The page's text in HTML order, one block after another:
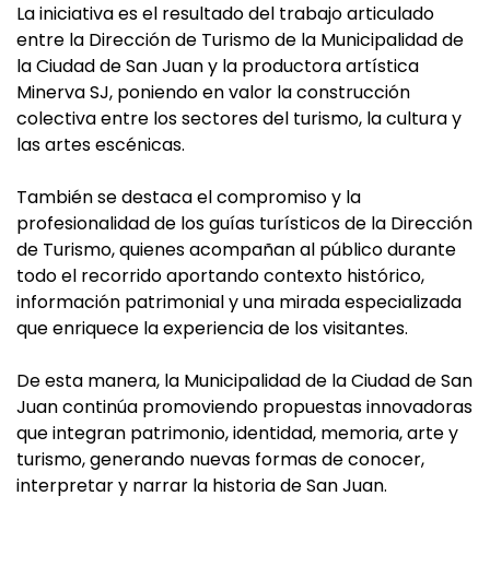
La iniciativa es el resultado del trabajo articulado
entre la Dirección de Turismo de la Municipalidad de
la Ciudad de San Juan y la productora artística
Minerva SJ, poniendo en valor la construcción
colectiva entre los sectores del turismo, la cultura y
las artes escénicas.
También se destaca el compromiso y la
profesionalidad de los guías turísticos de la Dirección
de Turismo, quienes acompañan al público durante
todo el recorrido aportando contexto histórico,
información patrimonial y una mirada especializada
que enriquece la experiencia de los visitantes.
De esta manera, la Municipalidad de la Ciudad de San
Juan continúa promoviendo propuestas innovadoras
que integran patrimonio, identidad, memoria, arte y
turismo, generando nuevas formas de conocer,
interpretar y narrar la historia de San Juan.